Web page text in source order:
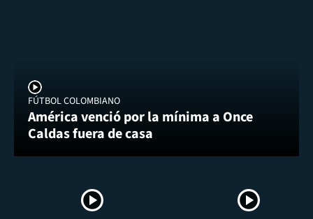
FÚTBOL COLOMBIANO
América venció por la mínima a Once
Caldas fuera de casa